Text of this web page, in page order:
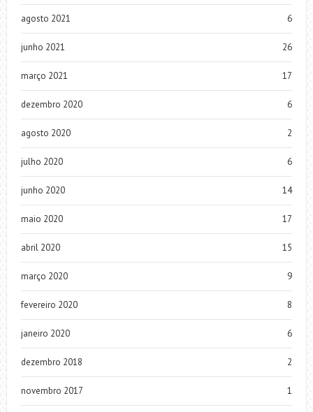
agosto 2021 6
junho 2021 26
março 2021 17
dezembro 2020 6
agosto 2020 2
julho 2020 6
junho 2020 14
maio 2020 17
abril 2020 15
março 2020 9
fevereiro 2020 8
janeiro 2020 6
dezembro 2018 2
novembro 2017 1